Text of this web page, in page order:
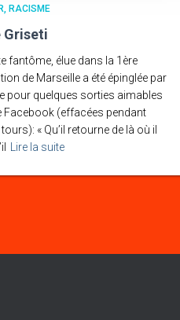
RACISME
Griseti
fantôme, élue dans la 1ère
de Marseille a été épinglée par
pour quelques sorties aimables
Facebook (effacées pendant
tours): « Qu’il retourne de là où il
Lire la suite